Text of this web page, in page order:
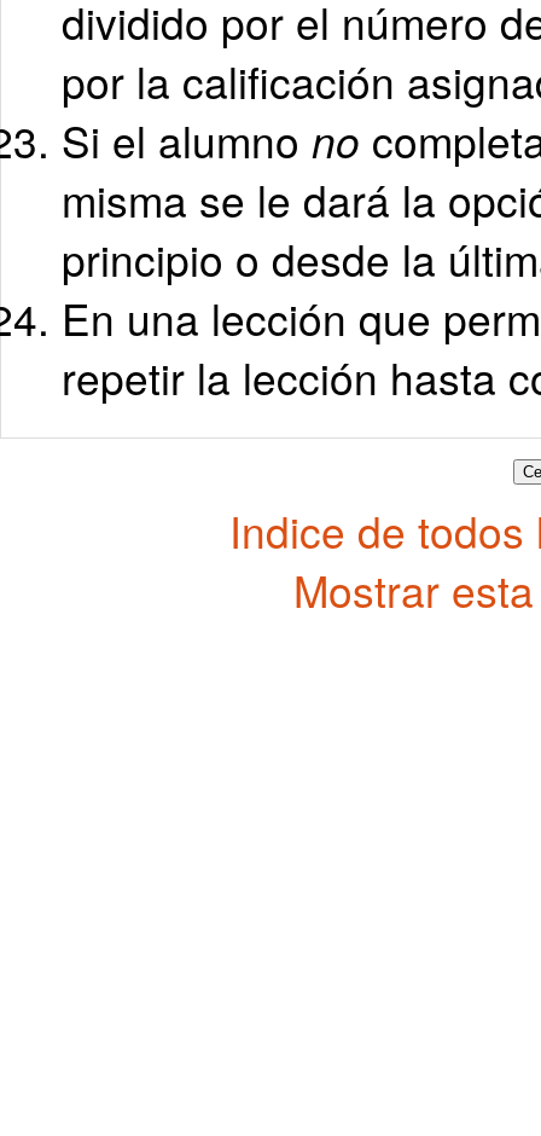
dividido por el número
por la calificación
Si el alumno no
misma se le dará la
principio o desde la
En una lección que
repetir la lección hasta
Indice de
Mostrar